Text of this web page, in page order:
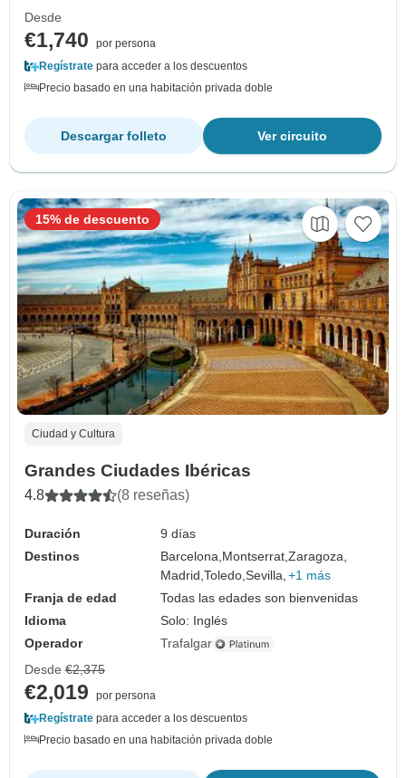
Desde
€1,740
por persona
Regístrate para acceder a los descuentos
Precio basado en una habitación privada doble
Ver circuito
Descargar folleto
Ciudad y Cultura
Grandes Ciudades Ibéricas
4.8 (8 reseñas)
Duración
9 días
Destinos
Barcelona,Montserrat,Zaragoza,
Madrid,Toledo,Sevilla, +1 más
Franja de edad
Todas las edades son bienvenidas
Idioma
Solo: Inglés
Operador
Trafalgar
15% de descuento
Desde €2,375
€2,019
por persona
Regístrate para acceder a los descuentos
Precio basado en una habitación privada doble